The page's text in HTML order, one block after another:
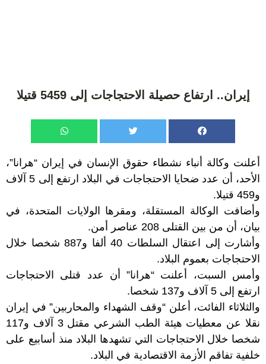
إيران.. ارتفاع حصيلة الاحتجاجات إلى 5459 قتيلا
أعلنت وكالة أنباء نشطاء حقوق الإنسان في إيران “هرانا”،
الأحد، أن عدد ضحايا الاحتجاجات في البلاد ارتفع إلى 5 آلاف
و459 قتيلا.
وأضافت الوكالة المستقلة، ومقرها الولايات المتحدة، في
بيان، أن من بين القتلى 208 عناصر أمن.
وأشارت إلى اعتقال السلطات 40 ألفا و887 شخصا خلال
الاحتجاجات بعموم البلاد.
وأمس السبت، أعلنت “هرانا” أن عدد قتلى الاحتجاجات
ارتفع إلى 5 آلاف و137 شخصا.
والثلاثاء الفائت، أعلن “وقف الشهداء والمحاربين” في إيران
نقلا عن معطيات هيئة الطب الشرعي مقتل 3 آلاف و117
شخصا خلال الاحتجاجات التي تشهدها البلاد منذ أسابيع على
خلفية تفاقم الأزمة الاقتصادية في البلاد.